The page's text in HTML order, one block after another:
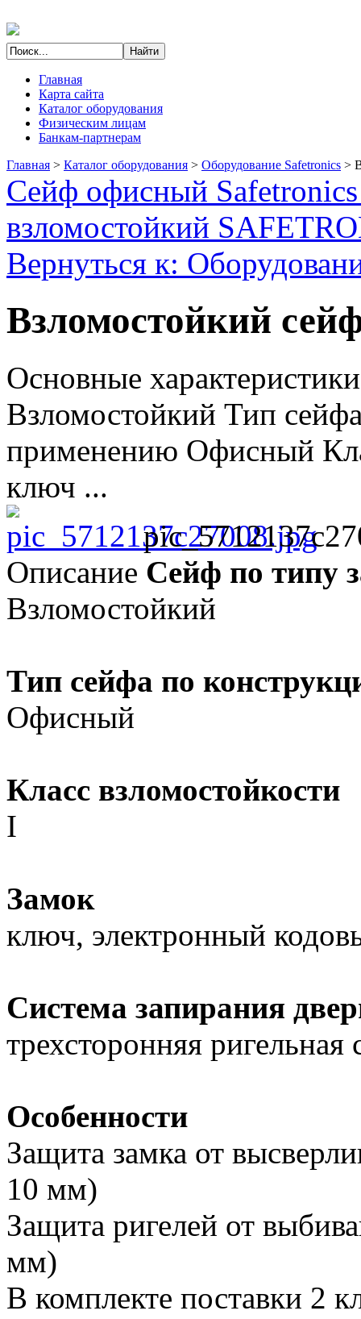
Главная
Карта сайта
Каталог оборудования
Физическим лицам
Банкам-партнерам
Главная > Каталог оборудования > Оборудование Safetronics >
Сейф офисный
взломостойкий
Вернуться к:
Взломостойкий
Основные
Взломостойкий Тип
применению Офисный
ключ ...
Описание Сейф по типу
Взломостойкий
Тип сейфа по
Офисный
Класс взломостойкости
I
Замок
ключ, электронный
Система запирания
трехсторонняя ригельная
Особенности
Защита замка от
10 мм)
Защита ригелей от
мм)
В комплекте поставки 2